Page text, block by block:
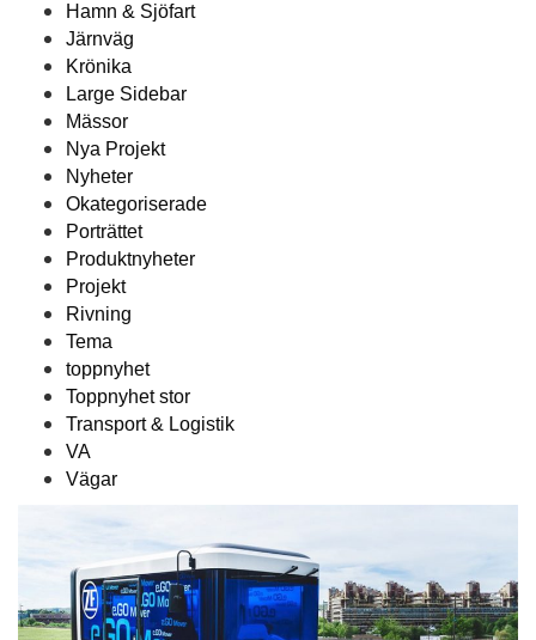
Hamn & Sjöfart
Järnväg
Krönika
Large Sidebar
Mässor
Nya Projekt
Nyheter
Okategoriserade
Porträttet
Produktnyheter
Projekt
Rivning
Tema
toppnyhet
Toppnyhet stor
Transport & Logistik
VA
Vägar